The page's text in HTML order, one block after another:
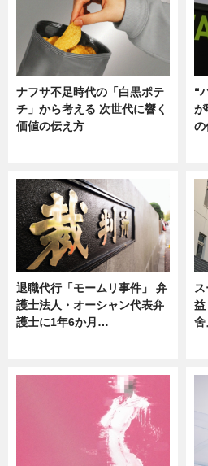
ナフサ不足時代の「白黒ポテ
チ」から考える 次世代に響く
価値の伝え方
“
が
の
退職代行「モームリ事件」 弁
護士法人・オーシャン代表弁
護士に1年6か月…
舍